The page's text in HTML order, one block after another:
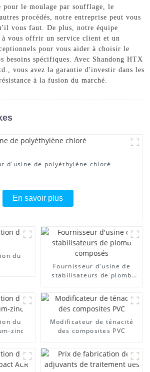
pour le moulage par soufflage, le
procédés, notre entreprise peut vous
vous faut. De plus, notre équipe
à vous offrir un service client et un
pour vous aider à choisir le
besoins spécifiques. Avec Shandong HTX
vous avez la garantie d'investir dans les
à la fusion du marché.
d'usine de polyéthylène chloré
En savoir plus
du
Fournisseur d'usine de
stabilisateurs de plomb
du
zinc
Modificateur de ténacité
des composites PVC